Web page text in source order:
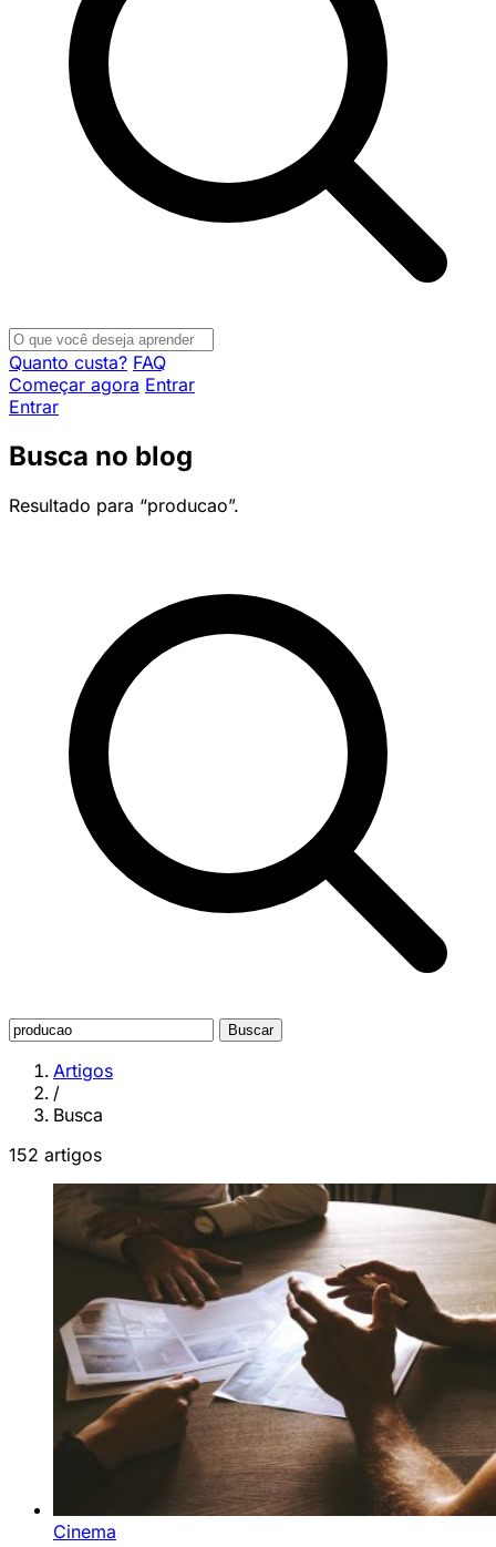
Quanto custa? FAQ
Começar agora Entrar
Entrar
Busca no blog
Resultado para “producao”.
Buscar
Artigos
/
Busca
152 artigos
Cinema